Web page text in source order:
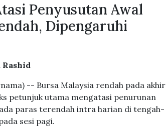
Penyusutan Awal
Dipengaruhi
Rashid
-- Bursa Malaysia rendah pada akhir
petunjuk utama mengatasi penurunan
paras terendah intra harian di tengah-
sesi pagi.